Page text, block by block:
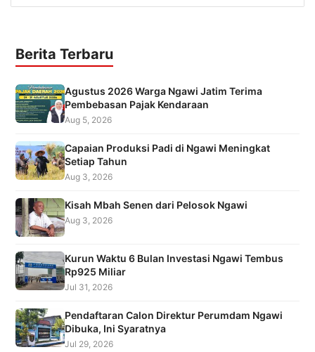
Berita Terbaru
Agustus 2026 Warga Ngawi Jatim Terima
Pembebasan Pajak Kendaraan
Aug 5, 2026
Capaian Produksi Padi di Ngawi Meningkat
Setiap Tahun
Aug 3, 2026
Kisah Mbah Senen dari Pelosok Ngawi
Aug 3, 2026
Kurun Waktu 6 Bulan Investasi Ngawi Tembus
Rp925 Miliar
Jul 31, 2026
Pendaftaran Calon Direktur Perumdam Ngawi
Dibuka, Ini Syaratnya
Jul 29, 2026